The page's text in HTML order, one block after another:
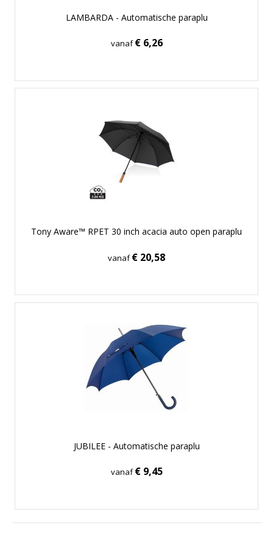
LAMBARDA - Automatische paraplu
vanaf€ 6,26
Tony Aware™ RPET 30 inch acacia auto open paraplu
vanaf€ 20,58
JUBILEE - Automatische paraplu
vanaf€ 9,45